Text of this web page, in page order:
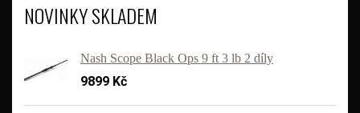
NOVINKY SKLADEM
Nash Scope Black Ops 9 ft 3 lb 2 díly
9899 Kč